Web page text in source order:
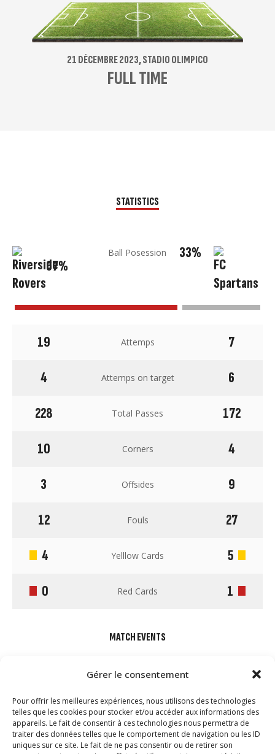
Gérer le consentement
Pour offrir les meilleures expériences, nous utilisons des technologies
telles que les cookies pour stocker et/ou accéder aux informations des
appareils. Le fait de consentir à ces technologies nous permettra de
traiter des données telles que le comportement de navigation ou les ID
uniques sur ce site. Le fait de ne pas consentir ou de retirer son
21 DÉCEMBRE 2023, STADIO OLIMPICO
FULL TIME
STATISTICS
MATCH EVENTS
67%
Ball Posession 33%
19 Attemps
7
4
Attemps on target
6
228
Total Passes
172
10
Corners
4
3
Offsides
9
12
Fouls
27
4
Yelllow Cards
5
0
Red Cards 1